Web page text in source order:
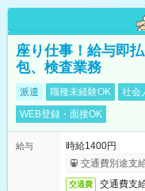
座り仕事！給与即
包、検査業務
派遣 職種未経験OK 社会
WEB登録・面接OK
給与
時給1400円
交通費別途支
交通費 交通費支